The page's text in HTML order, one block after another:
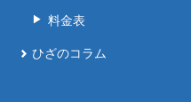
料金表
ひざのコラム